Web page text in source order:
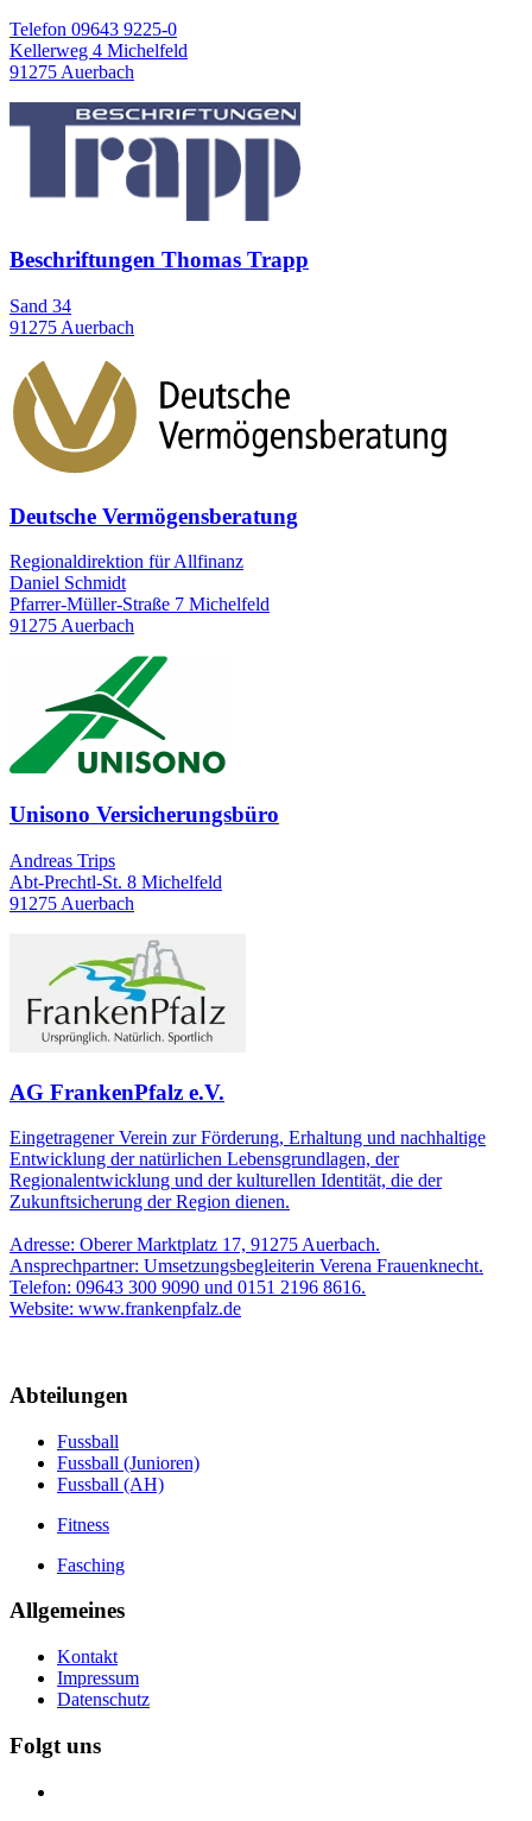
Telefon 09643 9225-0
Kellerweg 4 Michelfeld
91275 Auerbach
Beschriftungen Thomas Trapp
Sand 34
91275 Auerbach
Deutsche Vermögensberatung
Regionaldirektion für Allfinanz
Daniel Schmidt
Pfarrer-Müller-Straße 7 Michelfeld
91275 Auerbach
Unisono Versicherungsbüro
Andreas Trips
Abt-Prechtl-St. 8 Michelfeld
91275 Auerbach
AG FrankenPfalz e.V.
Eingetragener Verein zur Förderung, Erhaltung und nachhaltige
Entwicklung der natürlichen Lebensgrundlagen, der
Regionalentwicklung und der kulturellen Identität, die der
Zukunftsicherung der Region dienen.
Adresse: Oberer Marktplatz 17, 91275 Auerbach.
Ansprechpartner: Umsetzungsbegleiterin Verena Frauenknecht.
Telefon: 09643 300 9090 und 0151 2196 8616.
Website: www.frankenpfalz.de
Abteilungen
Fussball
Fussball (Junioren)
Fussball (AH)
Fitness
Fasching
Allgemeines
Kontakt
Impressum
Datenschutz
Folgt uns